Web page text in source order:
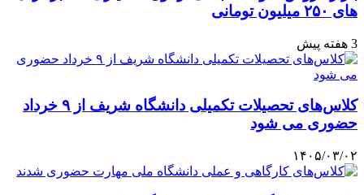
های ۲۵۰ میلیون تومانی
3 هفته پیش
کلاس‌های تحصیلات تکمیلی دانشگاه شریف از ۹ خرداد
حضوری می شود
۱۴۰۵/۰۳/۰۲